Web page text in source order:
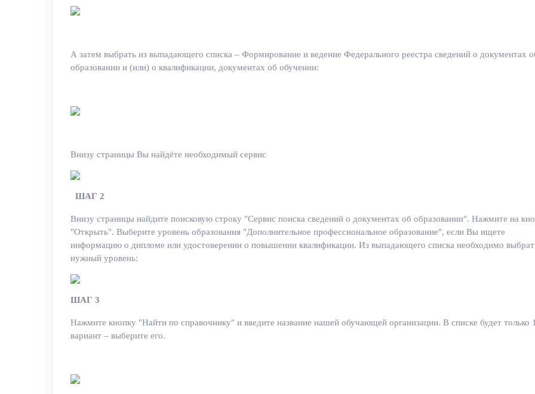
А затем выбрать из выпадающего списка – Формирование и ведение Федерального реестра сведений о документах
образовании и (или) о квалификации, документах об обучении:
Внизу страницы Вы найдёте необходимый сервис
ШАГ 2
Внизу страницы найдите поисковую строку "Сервис поиска сведений о документах об образовании". Нажмите на
"Открыть". Выберите уровень образования "Дополнительное профессиональное образование", если Вы ищете
информацию о дипломе или удостоверении о повышении квалификации. Из выпадающего списка необходимо
нужный уровень:
ШАГ 3
Нажмите кнопку "Найти по справочнику" и введите название нашей обучающей организации. В списке будет только
вариант – выберите его.